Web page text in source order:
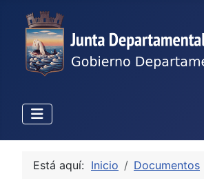
Está aquí: Inicio Documentos